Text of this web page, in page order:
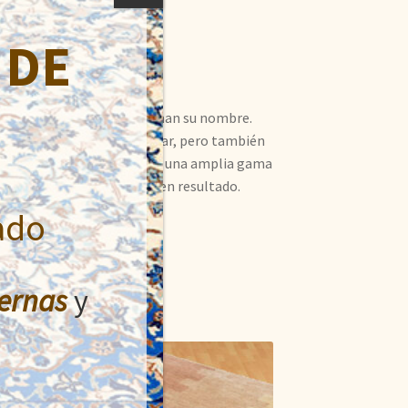
alfombras de lana toman su nombre.
a mano en este lugar, pero también
de lana son lisas y con una amplia gama
por ello dan muy buen resultado.
y